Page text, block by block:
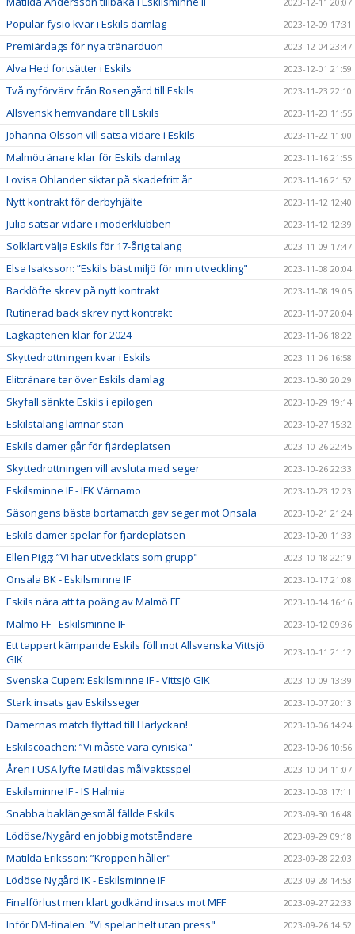
Populär fysio kvar i Eskils damlag 2023-12-09 17:31
Premiärdags för nya tränarduon 2023-12-04 23:47
Alva Hed fortsätter i Eskils 2023-12-01 21:59
Två nyförvärv från Rosengård till Eskils 2023-11-23 22:10
Allsvensk hemvändare till Eskils 2023-11-23 11:55
Johanna Olsson vill satsa vidare i Eskils 2023-11-22 11:00
Malmötränare klar för Eskils damlag 2023-11-16 21:55
Lovisa Ohlander siktar på skadefritt år 2023-11-16 21:52
Nytt kontrakt för derbyhjälte 2023-11-12 12:40
Julia satsar vidare i moderklubben 2023-11-12 12:39
Solklart välja Eskils för 17-årig talang 2023-11-09 17:47
Elsa Isaksson: ”Eskils bäst miljö för min utveckling" 2023-11-08 20:04
Backlöfte skrev på nytt kontrakt 2023-11-08 19:05
Rutinerad back skrev nytt kontrakt 2023-11-07 20:04
Lagkaptenen klar för 2024 2023-11-06 18:22
Skyttedrottningen kvar i Eskils 2023-11-06 16:58
Elittränare tar över Eskils damlag 2023-10-30 20:29
Skyfall sänkte Eskils i epilogen 2023-10-29 19:14
Eskilstalang lämnar stan 2023-10-27 15:32
Eskils damer går för fjärdeplatsen 2023-10-26 22:45
Skyttedrottningen vill avsluta med seger 2023-10-26 22:33
Eskilsminne IF - IFK Värnamo 2023-10-23 12:23
Säsongens bästa bortamatch gav seger mot Onsala 2023-10-21 21:24
Eskils damer spelar för fjärdeplatsen 2023-10-20 11:33
Ellen Pigg: ”Vi har utvecklats som grupp" 2023-10-18 22:19
Onsala BK - Eskilsminne IF 2023-10-17 21:08
Eskils nära att ta poäng av Malmö FF 2023-10-14 16:16
Malmö FF - Eskilsminne IF 2023-10-12 09:36
Ett tappert kämpande Eskils föll mot Allsvenska Vittsjö
GIK
2023-10-11 21:12
Svenska Cupen: Eskilsminne IF - Vittsjö GIK 2023-10-09 13:39
Stark insats gav Eskilsseger 2023-10-07 20:13
Damernas match flyttad till Harlyckan! 2023-10-06 14:24
Eskilscoachen: ”Vi måste vara cyniska" 2023-10-06 10:56
Åren i USA lyfte Matildas målvaktsspel 2023-10-04 11:07
Eskilsminne IF - IS Halmia 2023-10-03 17:11
Snabba baklängesmål fällde Eskils 2023-09-30 16:48
Lödöse/Nygård en jobbig motståndare 2023-09-29 09:18
Matilda Eriksson: ”Kroppen håller" 2023-09-28 22:03
Lödöse Nygård IK - Eskilsminne IF 2023-09-28 14:53
Finalförlust men klart godkänd insats mot MFF 2023-09-27 22:33
Inför DM-finalen: ”Vi spelar helt utan press" 2023-09-26 14:52